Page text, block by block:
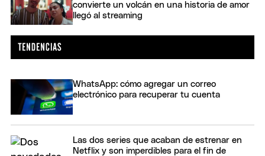
convierte un volcán en una historia de amor
llegó al streaming
WhatsApp: cómo agregar un correo
electrónico para recuperar tu cuenta
Las dos series que acaban de estrenar en
Netflix y son imperdibles para el fin de